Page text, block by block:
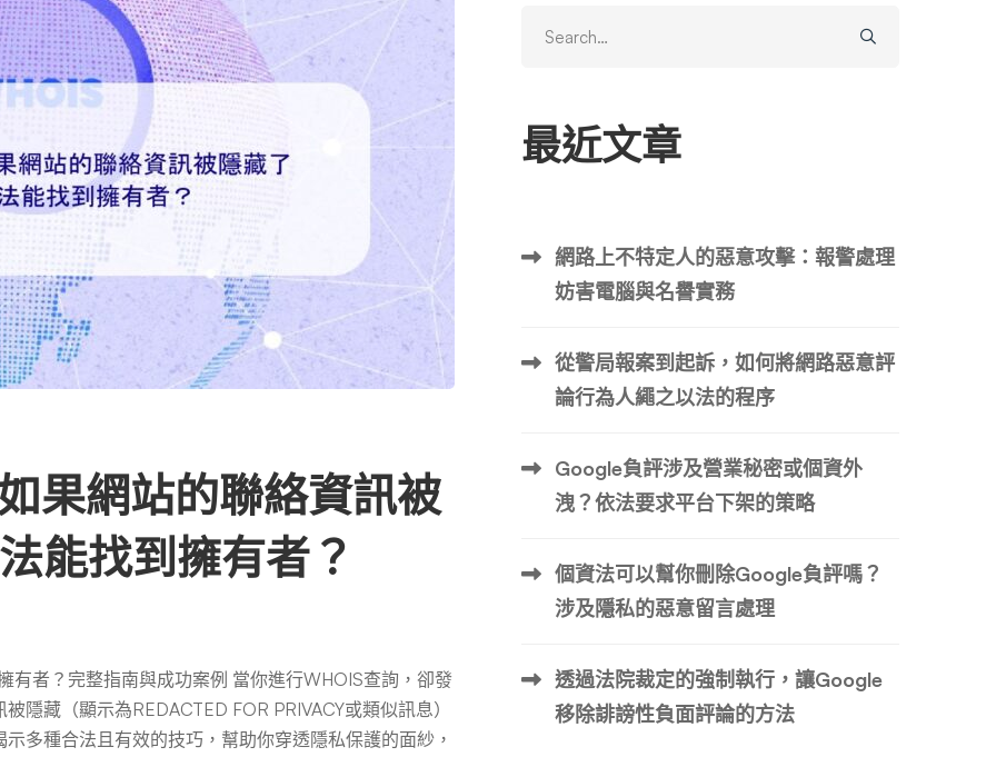
果網站的聯絡資訊被
能找到擁有者？
有者？完整指南與成功案例 當你進行WHOIS查詢，卻發
隱藏（顯示為REDACTED FOR PRIVACY或類似訊息）
多種合法且有效的技巧，幫助你穿透隱私保護的面紗，
for:
最近文章
網路上不特定人的惡意攻擊：報警處理
妨害電腦與名譽實務
從警局報案到起訴，如何將網路惡意評
論行為人繩之以法的程序
Google負評涉及營業秘密或個資外
洩？依法要求平台下架的策略
個資法可以幫你刪除Google負評嗎？
涉及隱私的惡意留言處理
透過法院裁定的強制執行，讓Google
移除誹謗性負面評論的方法